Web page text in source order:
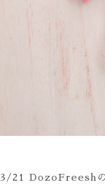
3/21 DozoFreeshの